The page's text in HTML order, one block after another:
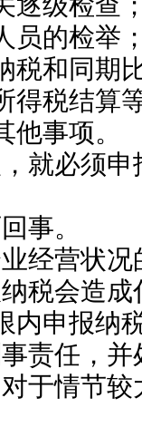
员的检举
税和同期
得税结算
事项。
就必须
事。
经营状
税会造
内申报纳
责任，
于情节